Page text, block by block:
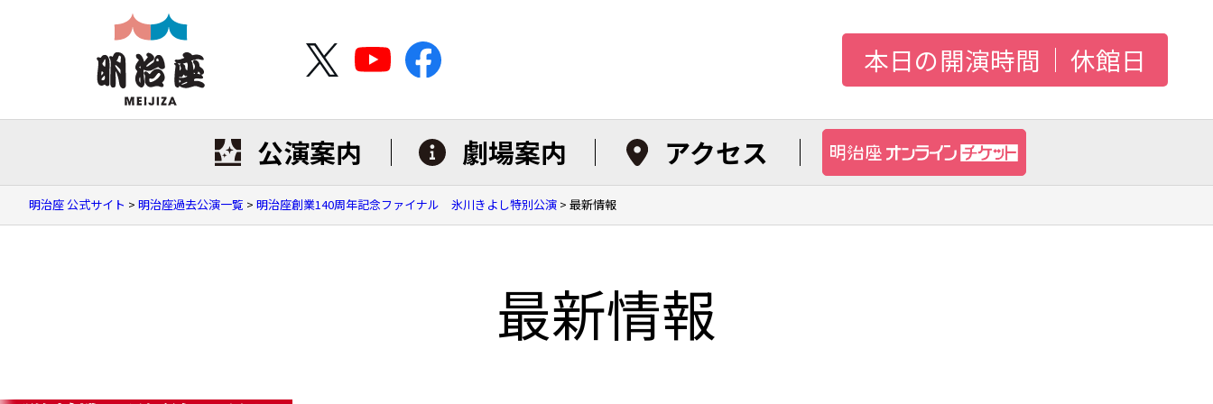
本日の開演時間 休館日
公演案内 劇場案内 アクセス
明治座 公式サイト > 明治座過去公演一覧 > 明治座創業140周年記念ファイナル 氷川きよし特別公演 > 最新情報
最新情報